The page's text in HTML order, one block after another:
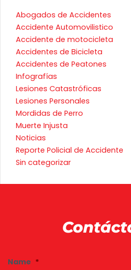
Abogados de Accidentes
Accidente Automovilistico
Accidente de motocicleta
Accidentes de Bicicleta
Accidentes de Peatones
Infografías
Lesiones Catastróficas
Lesiones Personales
Mordidas de Perro
Muerte Injusta
Noticias
Reporte Policial de Accidente
Sin categorizar
Name *